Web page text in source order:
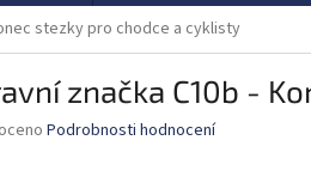
stezky pro chodce a cyklisty
značka C10b -
Podrobnosti hodnocení